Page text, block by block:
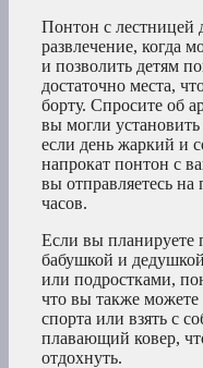
Понтон с лестницей
развлечение, когда
и позволить детям
достаточно места,
борту. Спросите об
вы могли установить
если день жаркий и
напрокат понтон с
вы отправляетесь
часов.
Если вы планируете
бабушкой и
или подростками,
что вы также
спорта или взять с
плавающий ковер,
отдохнуть.